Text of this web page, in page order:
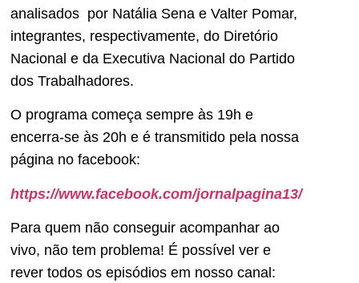
analisados por Natália Sena e Valter Pomar,
integrantes, respectivamente, do Diretório
Nacional e da Executiva Nacional do Partido
dos Trabalhadores.
O programa começa sempre às 19h e
encerra-se às 20h e é transmitido pela nossa
página no facebook:
https://www.facebook.com/jornalpagina13/
Para quem não conseguir acompanhar ao
vivo, não tem problema! É possível ver e
rever todos os episódios em nosso canal: